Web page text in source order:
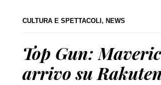
CULTURA E SPETTACOLI , NEWS
Top Gun:
arrivo su